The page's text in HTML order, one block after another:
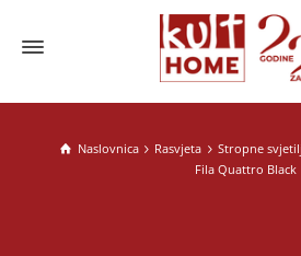
Naslovnica Rasvjeta Stropne
Fila Quattro Black